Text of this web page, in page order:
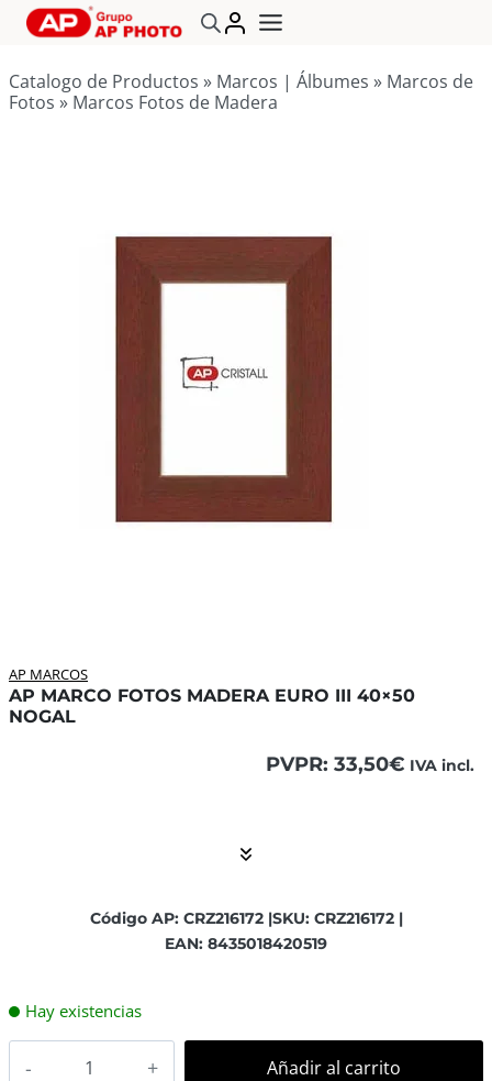
Saltar
Catalogo de Productos » Marcos | Álbumes » Marcos de
Fotos » Marcos Fotos de Madera
AP MARCOS
AP MARCO FOTOS MADERA EURO III 40×50
NOGAL
PVPR: 33,50€ IVA incl.
Código AP: CRZ216172 |SKU: CRZ216172 |
EAN: 8435018420519
Hay existencias
Añadir al carrito